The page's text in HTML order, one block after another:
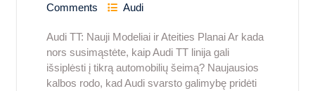
Comments
Audi
Audi TT: Nauji Modeliai ir Ateities Planai Ar kada
nors susimąstėte, kaip Audi TT linija gali
išsiplėsti į tikrą automobilių šeimą? Naujausios
kalbos rodo, kad Audi svarsto galimybę pridėti